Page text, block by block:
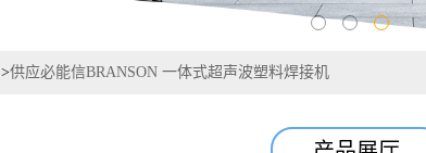
>供应必能信BRANSON 一体式超声波塑料焊接机